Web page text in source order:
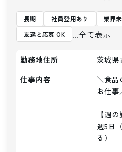
長期 社員登用あり 業界
友達と応募 OK
...全て表示
勤務地住所
茨城県
仕事内容
＼食品
お仕事
【週
週5日
る）